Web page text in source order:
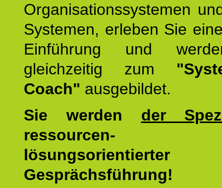
Organisationssystemen
Systemen, erleben Sie
Einführung und
gleichzeitig zum
Coach" ausgebildet.
Sie werden der
lösungsorientierter
Gesprächsführung!